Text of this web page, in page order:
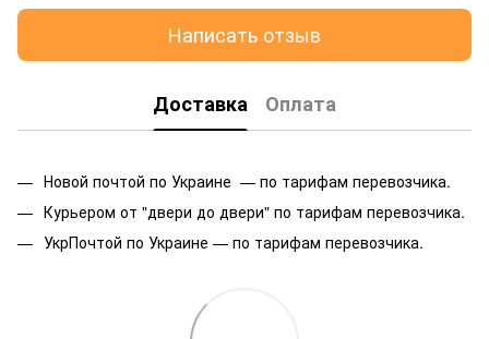
Написать отзыв
Доставка Оплата
Новой почтой по Украине — по тарифам перевозчика.
Курьером от "двери до двери" по тарифам перевозчика.
УкрПочтой по Украине — по тарифам перевозчика.